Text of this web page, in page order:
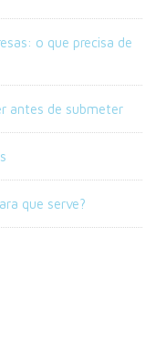
o que precisa de
antes de submeter
que serve?